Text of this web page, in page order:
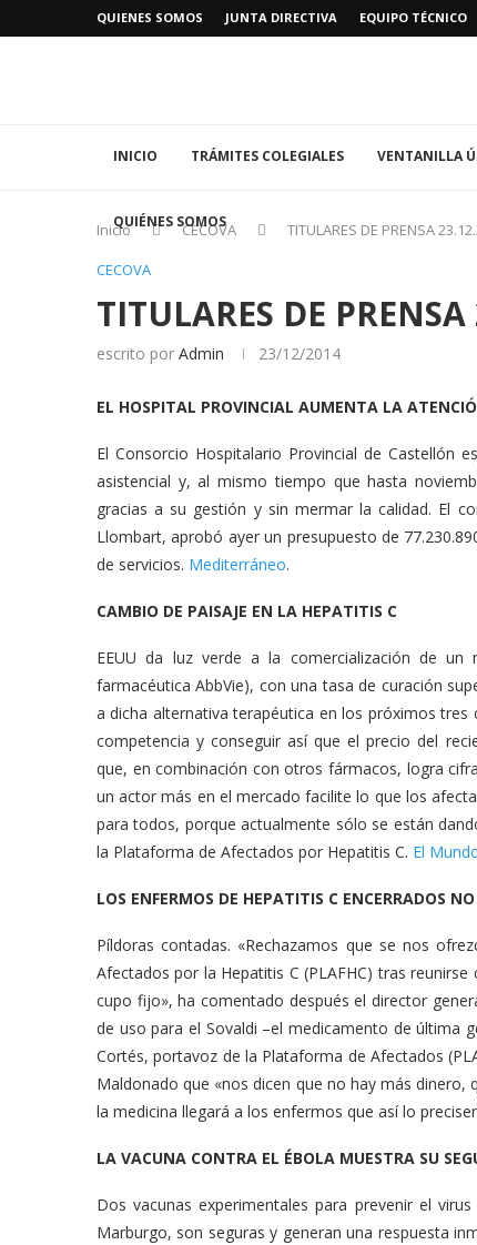
QUIENES SOMOS JUNTA DIRECTIVA EQUIPO TÉCNICO
INICIO TRÁMITES COLEGIALES VENTANILLA
QUIÉNES SOMOS
Inicio CECOVA
TITULARES DE PRENSA
CECOVA
TITULARES DE
escrito por Admin 23/12/2014
EL HOSPITAL PROVINCIAL AUMENTA LA
El Consorcio Hospitalario Provincial de Castellón
asistencial y, al mismo tiempo que hasta
gracias a su gestión y sin mermar la calidad. El
Llombart, aprobó ayer un presupuesto de
de servicios. Mediterráneo.
CAMBIO DE PAISAJE EN LA HEPATITIS C
EEUU da luz verde a la comercialización de
farmacéutica AbbVie), con una tasa de curación
a dicha alternativa terapéutica en los próximos
competencia y conseguir así que el precio del
que, en combinación con otros fármacos, logra
un actor más en el mercado facilite lo que los
para todos, porque actualmente sólo se están
la Plataforma de Afectados por Hepatitis C. El
LOS ENFERMOS DE HEPATITIS C ENCERRADOS
Píldoras contadas. «Rechazamos que se nos
Afectados por la Hepatitis C (PLAFHC) tras
cupo fijo», ha comentado después el director
de uso para el Sovaldi –el medicamento de última
Cortés, portavoz de la Plataforma de Afectados
Maldonado que «nos dicen que no hay más dinero,
la medicina llegará a los enfermos que así lo
LA VACUNA CONTRA EL ÉBOLA MUESTRA SU
Dos vacunas experimentales para prevenir el
Marburgo, son seguras y generan una respuesta